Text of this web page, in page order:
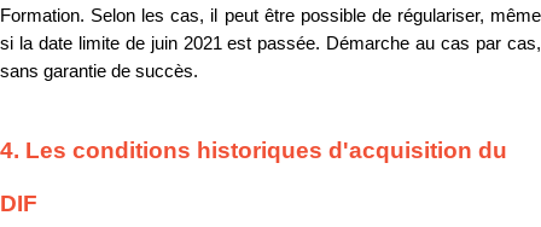
Formation. Selon les cas, il peut être possible de régulariser, même
si la date limite de juin 2021 est passée. Démarche au cas par cas,
sans garantie de succès.
4. Les conditions historiques d'acquisition du
DIF